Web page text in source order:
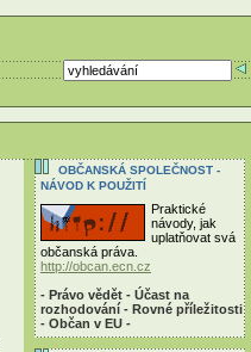
OBČANSKÁ SPOLEČNOST -
NÁVOD K POUŽITÍ
Praktické
návody, jak
uplatňovat svá
občanská práva.
http://obcan.ecn.cz
- Právo vědět - Účast na
rozhodování - Rovné příležitosti
- Občan v EU -